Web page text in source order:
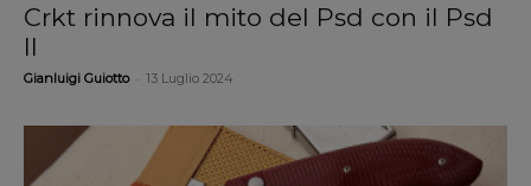
Crkt rinnova il mito del Psd con il Psd
II
Gianluigi Guiotto 13 Luglio 2024